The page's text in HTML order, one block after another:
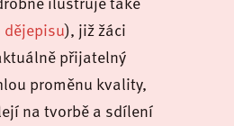
dějepisu), již žáci
přijatelný
proměnu kvality,
na tvorbě a sdílení